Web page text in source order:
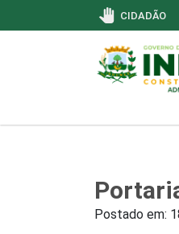
pan_tool CIDADÃO
Postado em: